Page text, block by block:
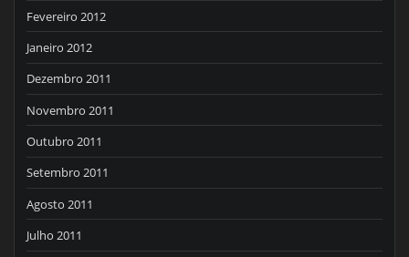
Fevereiro 2012
Janeiro 2012
Dezembro 2011
Novembro 2011
Outubro 2011
Setembro 2011
Agosto 2011
Julho 2011